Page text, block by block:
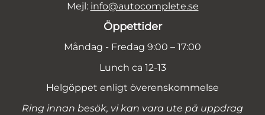
Mejl: info@autocomplete.se
Öppettider
Måndag - Fredag 9:00 – 17:00
Lunch ca 12-13
Helgöppet enligt överenskommelse
Ring innan besök, vi kan vara ute på uppdrag